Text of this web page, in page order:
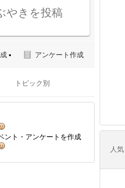
やきを投稿
アンケート作成
トピック別
ント・アンケートを作成
人